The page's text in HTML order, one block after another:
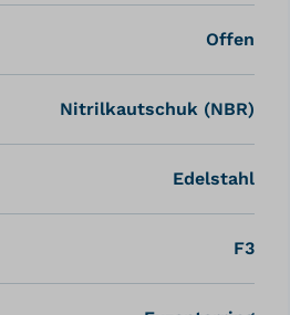
Offen
Nitrilkautschuk (NBR)
Edelstahl
F3